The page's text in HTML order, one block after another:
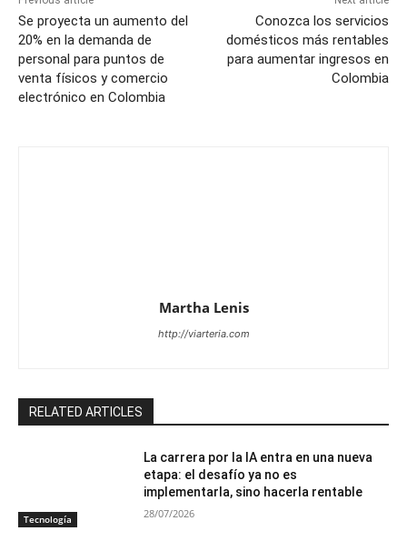
Se proyecta un aumento del
20% en la demanda de
personal para puntos de
venta físicos y comercio
electrónico en Colombia
Conozca los servicios
domésticos más rentables
para aumentar ingresos en
Colombia
Martha Lenis
http://viarteria.com
RELATED ARTICLES
Tecnología
La carrera por la IA entra en una nueva
etapa: el desafío ya no es
implementarla, sino hacerla rentable
28/07/2026